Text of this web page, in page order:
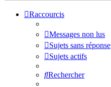
Raccourcis
Messages non lus
Sujets sans réponse
Sujets actifs
Rechercher